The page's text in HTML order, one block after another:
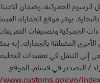
الرسوم الجمركية، وضمان
بالتجارة. يوفر موقع الجمارك
الجمركية وتصنيفات
الأخرى المتعلقة بالجمارك. إنه
إلى التنقل في تعقيدات
/ التصدير في فيتنام. الموقع